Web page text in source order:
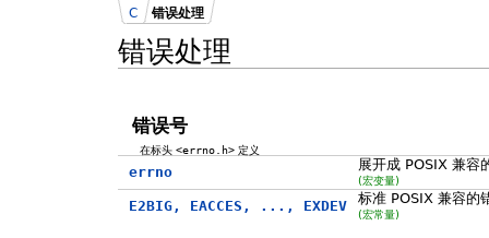
错误处理
C 错误处理
错误号
在标头<errno.h> 定义
errno 展开成 POSIX 兼容
(宏变量)
E2BIG, EACCES, ..., EXDEV 标准 POSIX 兼容的
(宏常量)